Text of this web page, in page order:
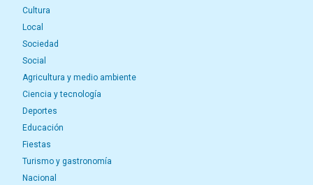
Cultura
Local
Sociedad
Social
Agricultura y medio ambiente
Ciencia y tecnología
Deportes
Educación
Fiestas
Turismo y gastronomía
Nacional